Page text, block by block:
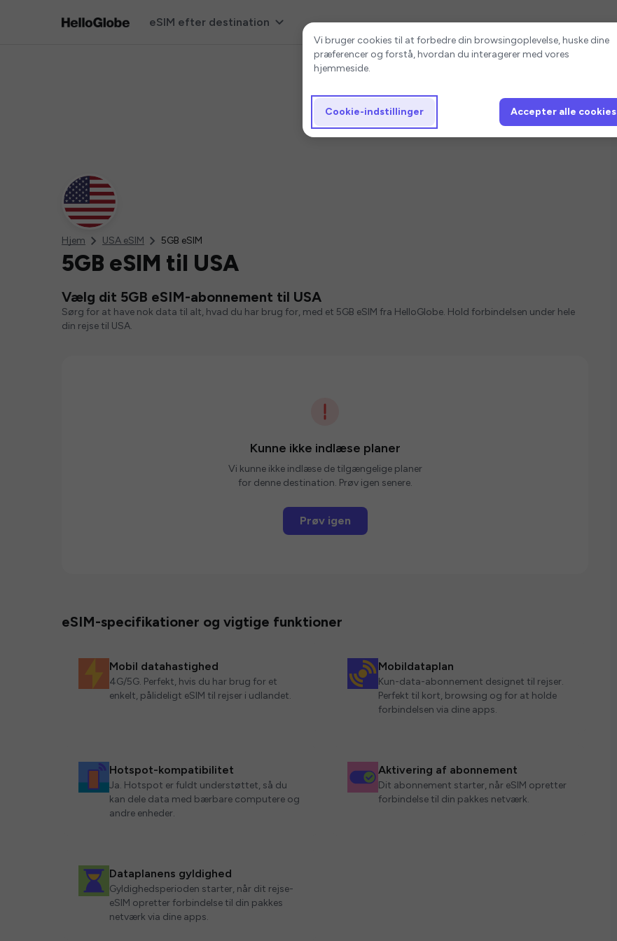
eSIM efter destination
Hjem USA eSIM 5GB eSIM
5GB eSIM til USA
Vælg dit 5GB eSIM-abonnement til USA
Sørg for at have nok data til alt, hvad du har brug for, med et 5GB eSIM fra HelloGlobe. Hold forbindelsen under hele
din rejse til USA.
Kunne ikke indlæse planer
Vi kunne ikke indlæse de tilgængelige planer
for denne destination. Prøv igen senere.
Prøv igen
eSIM-specifikationer og vigtige funktioner
Mobil datahastighed
4G/5G. Perfekt, hvis du har brug for et
enkelt, pålideligt eSIM til rejser i udlandet.
Mobildataplan
Kun-data-abonnement designet til rejser.
Perfekt til kort, browsing og for at holde
forbindelsen via dine apps.
Hotspot-kompatibilitet
Ja. Hotspot er fuldt understøttet, så du
kan dele data med bærbare computere og
andre enheder.
Aktivering af abonnement
Dit abonnement starter, når eSIM opretter
forbindelse til din pakkes netværk.
Dataplanens gyldighed
Gyldighedsperioden starter, når dit rejse-
eSIM opretter forbindelse til din pakkes
netværk via dine apps.
Cookie-indstillinger
Vi bruger cookies til at forbedre din browsingoplevelse, huske dine
præferencer og forstå, hvordan du interagerer med vores
hjemmeside.
Cookie-indstillinger Accepter alle cookies